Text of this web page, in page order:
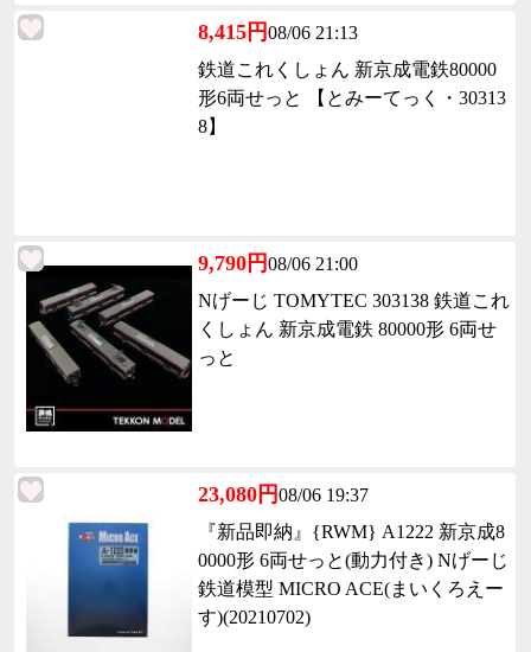
8,415円08/06 21:13
鉄道これくしょん 新京成電鉄80000
形6両せっと 【とみーてっく・30313
8】
9,790円08/06 21:00
Nげーじ TOMYTEC 303138 鉄道これ
くしょん 新京成電鉄 80000形 6両せ
っと
23,080円08/06 19:37
『新品即納』{RWM} A1222 新京成8
0000形 6両せっと(動力付き) Nげーじ
鉄道模型 MICRO ACE(まいくろえー
す)(20210702)